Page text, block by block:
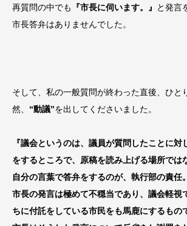
再質問の中でも 『市長に伺います。』
と発言
市長答弁はありませんでした。
そして、私の一般質問が終わった直後、ひと
然、 “動議”を出してくださいました。
『議会というのは、議員が質問したことに対
をするところで、原稿を読み上げる場所では
自分の言葉で答弁をするのが、執行部の責任。
市長の発言は極めて不穏当であり、議会軽視
ちに付託をしている市民をも馬鹿にするもの